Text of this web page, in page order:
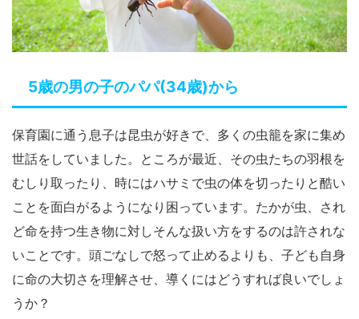
5歳の男の子のパパ(34歳)から
保育園に通う息子は昆虫が好きで、多くの虫籠を家に集め
世話をしていました。ところが最近、その虫たちの羽根を
むしり取ったり、時にはハサミで虫の体を切ったりと酷い
ことを面白がるようになり困っています。たかが虫、され
ど命を持つ生き物に対しそんな扱い方をするのは許されな
いことです。頭ごなしで怒って止めるよりも、子ども自身
に命の大切さを理解させ、導くにはどうすれば良いでしょ
うか？